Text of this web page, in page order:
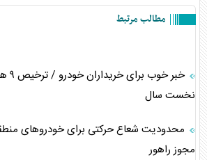
مطالب مرتبط
نخست سال
محدودیت شعاع حرکتی برای خودروهای
مجوز راهور